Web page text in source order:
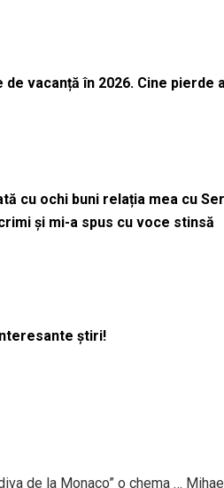
vacanță în 2026. Cine pierde
cu ochi buni relația mea cu
și mi-a spus cu voce stinsă
știri!
de la Monaco” o chema …